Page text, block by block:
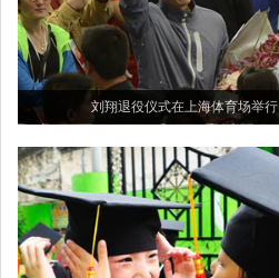
刘翔退役仪式在上海体育场举行